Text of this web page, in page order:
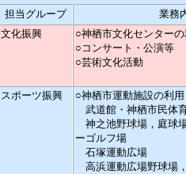
担当グループ
業務
文化振興
○神栖市文化センター
○コンサート・公演等
○芸術文化活動
スポーツ振興
○神栖市運動施設の利用
武道館・神栖市民体
神之池野球場，庭球
ーゴルフ場
石塚運動広場
高浜運動広場野球場